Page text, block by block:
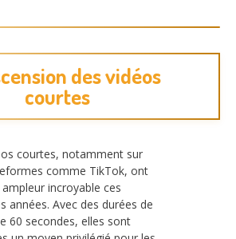
des vidéos
courtes
courtes, notamment sur
comme TikTok, ont
incroyable ces
années. Avec des durées de
60 secondes, elles sont